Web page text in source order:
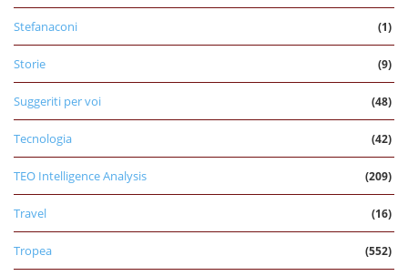
Stefanaconi (1)
Storie (9)
Suggeriti per voi (48)
Tecnologia (42)
TEO Intelligence Analysis (209)
Travel (16)
Tropea (552)